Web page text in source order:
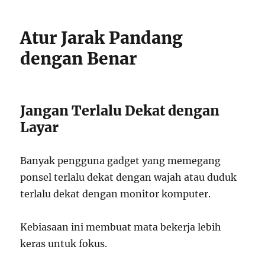
Atur Jarak Pandang
dengan Benar
Jangan Terlalu Dekat dengan
Layar
Banyak pengguna gadget yang memegang
ponsel terlalu dekat dengan wajah atau duduk
terlalu dekat dengan monitor komputer.
Kebiasaan ini membuat mata bekerja lebih
keras untuk fokus.